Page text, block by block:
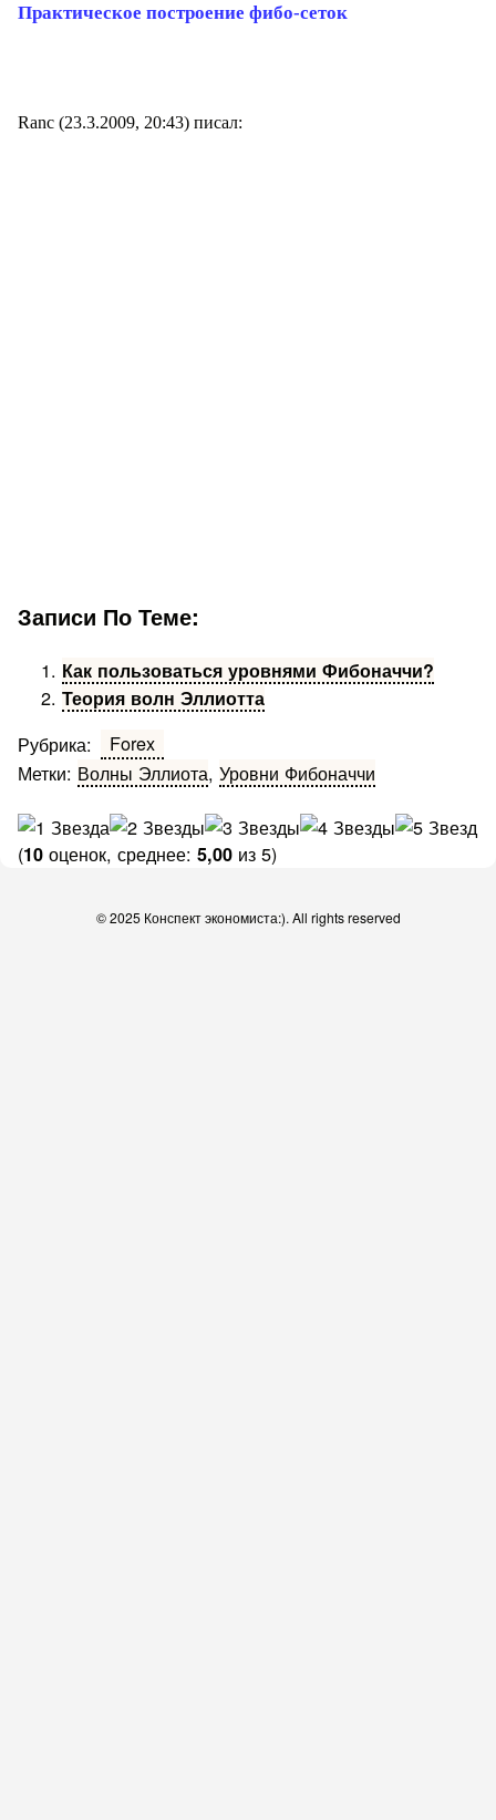
Практическое построение фибо-сеток
Ranc (23.3.2009, 20:43) писал:
Записи По Теме:
Как пользоваться уровнями Фибоначчи?
Теория волн Эллиотта
Рубрика:
Forex
Метки: Волны Эллиота,Уровни Фибоначчи
(10 оценок, среднее:5,00 из 5)
© 2025 Конспект экономиста:). All rights reserved